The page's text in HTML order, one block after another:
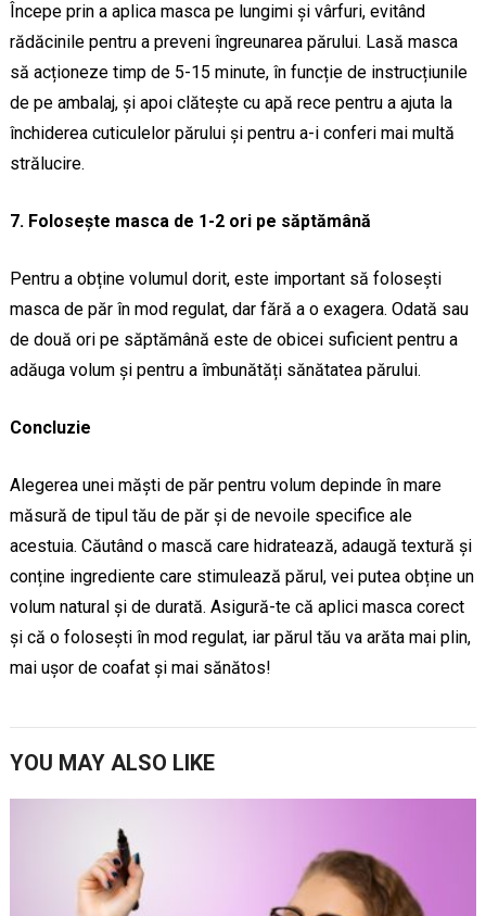
Începe prin a aplica masca pe lungimi și vârfuri, evitând
rădăcinile pentru a preveni îngreunarea părului. Lasă masca
să acționeze timp de 5-15 minute, în funcție de instrucțiunile
de pe ambalaj, și apoi clătește cu apă rece pentru a ajuta la
închiderea cuticulelor părului și pentru a-i conferi mai multă
strălucire.
7. Folosește masca de 1-2 ori pe săptămână
Pentru a obține volumul dorit, este important să folosești
masca de păr în mod regulat, dar fără a o exagera. Odată sau
de două ori pe săptămână este de obicei suficient pentru a
adăuga volum și pentru a îmbunătăți sănătatea părului.
Concluzie
Alegerea unei măști de păr pentru volum depinde în mare
măsură de tipul tău de păr și de nevoile specifice ale
acestuia. Căutând o mască care hidratează, adaugă textură și
conține ingrediente care stimulează părul, vei putea obține un
volum natural și de durată. Asigură-te că aplici masca corect
și că o folosești în mod regulat, iar părul tău va arăta mai plin,
mai ușor de coafat și mai sănătos!
YOU MAY ALSO LIKE